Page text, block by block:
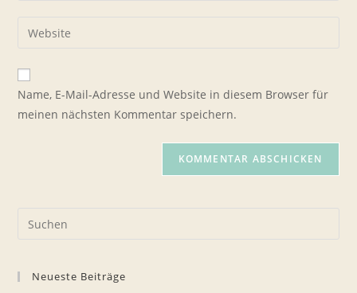
zum
ein
Mail-
zum
Kommentieren
ein
Gib
Website-
URL
Name, E-Mail-Adresse und Website in diesem Browser für
meinen nächsten Kommentar speichern.
Neueste Beiträge